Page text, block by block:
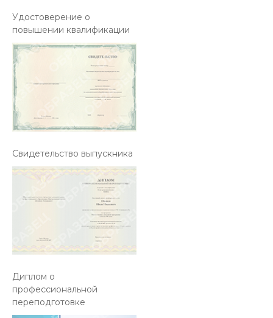
Удостоверение о
повышении квалификации
Свидетельство выпускника
Диплом о
профессиональной
переподготовке